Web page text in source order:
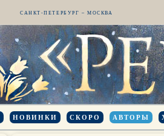
САНКТ-ПЕТЕРБУРГ – МОСКВА
НОВИНКИ СКОРО АВТОРЫ